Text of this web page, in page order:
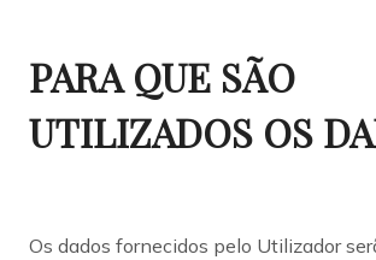
PARA QUE SÃO
UTILIZADOS OS
Os dados fornecidos pelo Utilizador